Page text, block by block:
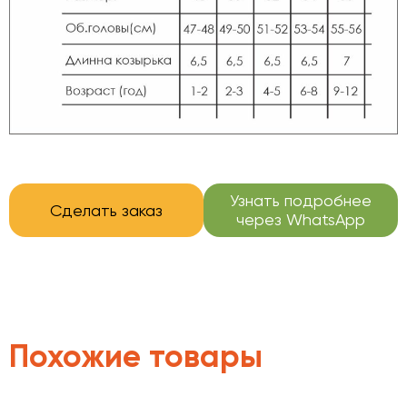
Сделать заказ
Узнать подробнее
через WhatsApp
Похожие товары